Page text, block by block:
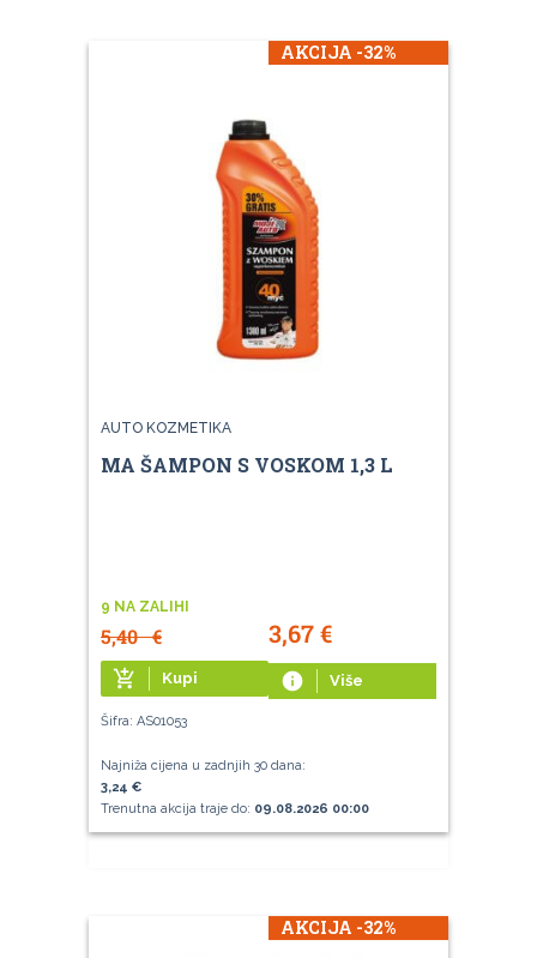
AKCIJA -32%
AUTO KOZMETIKA
MA ŠAMPON S VOSKOM 1,3 L
9 NA ZALIHI
5,40€ 3,67€
add_shopping_cart Kupi info Više
Šifra: AS01053
Najniža cijena u zadnjih 30 dana:
3,24 €
Trenutna akcija traje do: 09.08.2026 00:00
AKCIJA -32%